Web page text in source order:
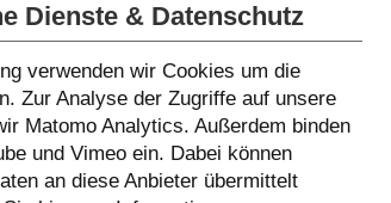
Dienste & Datenschutz
verwenden wir Cookies um die
Zur Analyse der Zugriffe auf unsere
Matomo Analytics. Außerdem binden
und Vimeo ein. Dabei können
an diese Anbieter übermittelt